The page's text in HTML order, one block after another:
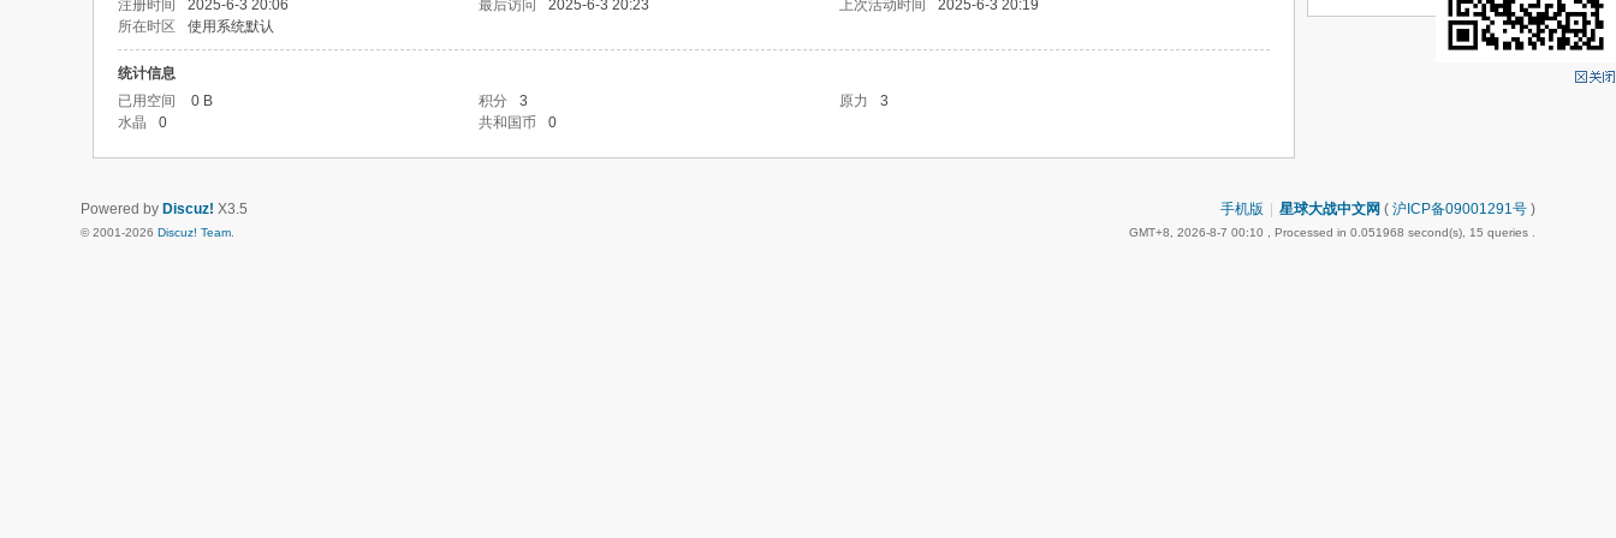
注册时间 2025-6-3 20:06 最后访问 2025-6-3 20:23 上次活动时间
2025-6-3 20:19
所在时区
使用系统默认
统计信息
已用空间
0 B 积分 3 原力
3
水晶
0 共和国币 0
手机版 星球大战中文网 ( 沪ICP备09001291号 )
GMT+8, 2026-8-7 00:10 , Processed in 0.051968 second(s), 15 queries .
Powered by Discuz! X3.5
© 2001-2026 Discuz! Team